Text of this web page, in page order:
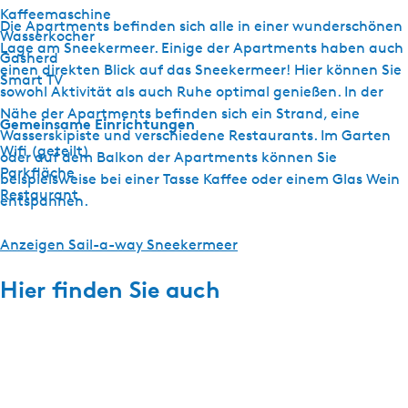
Kaffeemaschine
Wasserkocher
Gasherd
Smart TV
Gemeinsame Einrichtungen
Wifi (geteilt)
Parkfläche
Restaurant
Die Apartments befinden sich alle in einer wunderschönen
Lage am Sneekermeer. Einige der Apartments haben auch
einen direkten Blick auf das Sneekermeer! Hier können Sie
sowohl Aktivität als auch Ruhe optimal genießen. In der
Nähe der Apartments befinden sich ein Strand, eine
Wasserskipiste und verschiedene Restaurants. Im Garten
oder auf dem Balkon der Apartments können Sie
beispielsweise bei einer Tasse Kaffee oder einem Glas Wein
entspannen.
Anzeigen Sail-a-way Sneekermeer
Hier finden Sie auch